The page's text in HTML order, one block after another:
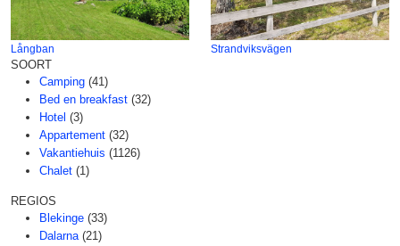
Långban Strandviksvägen
SOORT
Camping (41)
Bed en breakfast (32)
Hotel (3)
Appartement (32)
Vakantiehuis (1126)
Chalet (1)
REGIOS
Blekinge (33)
Dalarna (21)